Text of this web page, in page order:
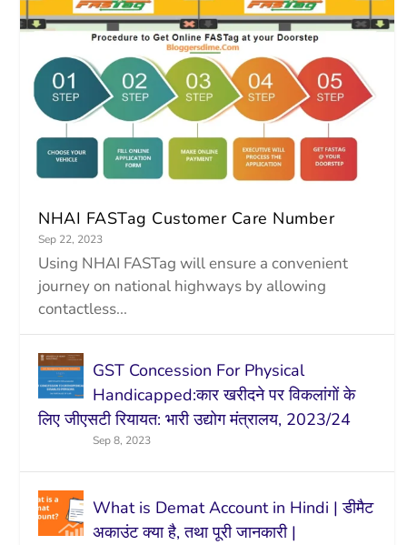
NHAI FASTag Customer Care Number
Sep 22, 2023
Using NHAI FASTag will ensure a convenient
journey on national highways by allowing
contactless...
GST Concession For Physical
Handicapped:कार खरीदने पर विकलांगों के
लिए जीएसटी रियायत: भारी उद्योग मंत्रालय, 2023/24
Sep 8, 2023
What is Demat Account in Hindi | डीमैट
अकाउंट क्या है, तथा पूरी जानकारी |